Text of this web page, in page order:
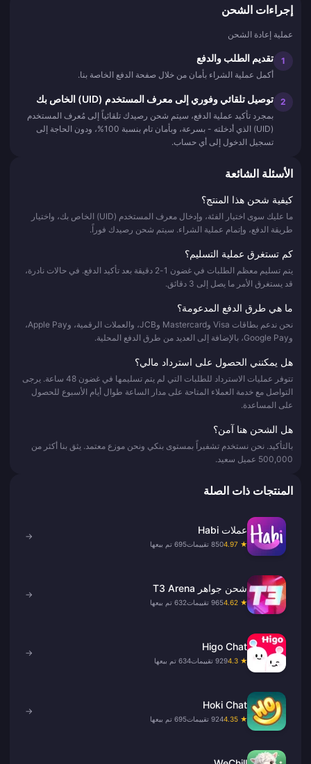
إجراءات الشحن
عملية إعادة الشحن
1 تقديم الطلب والدفع
أكمل عملية الشراء بأمان من خلال صفحة الدفع الخاصة بنا.
2 توصيل تلقائي وفوري إلى معرف المستخدم (UID) الخاص بك
بمجرد تأكيد عملية الدفع، سيتم شحن رصيدك تلقائياً إلى مُعرف المستخدم
(UID) الذي أدخلته - بسرعة، وبأمان تام بنسبة 100%، ودون الحاجة إلى
تسجيل الدخول إلى أي حساب.
الأسئلة الشائعة
كيفية شحن هذا المنتج؟
ما عليك سوى اختيار الفئة، وإدخال معرف المستخدم (UID) الخاص بك، واختيار
طريقة الدفع، وإتمام عملية الشراء. سيتم شحن رصيدك فوراً.
كم تستغرق عملية التسليم؟
يتم تسليم معظم الطلبات في غضون 1-2 دقيقة بعد تأكيد الدفع. في حالات نادرة،
قد يستغرق الأمر ما يصل إلى 3 دقائق.
ما هي طرق الدفع المدعومة؟
نحن ندعم بطاقات Visa وMastercard وJCB، والعملات الرقمية، وApple Pay،
وGoogle Pay، بالإضافة إلى العديد من طرق الدفع المحلية.
هل يمكنني الحصول على استرداد مالي؟
تتوفر عمليات الاسترداد للطلبات التي لم يتم تسليمها في غضون 48 ساعة. يرجى
التواصل مع خدمة العملاء المتاحة على مدار الساعة طوال أيام الأسبوع للحصول
على المساعدة.
هل الشحن هنا آمن؟
بالتأكيد. نحن نستخدم تشفيراً بمستوى بنكي ونحن موزع معتمد. يثق بنا أكثر من
500,000 عميل سعيد.
المنتجات ذات الصلة
عملات Habi
★ 4.97 850 تقييمات 695 تم بيعها
→
شحن جواهر T3 Arena
★ 4.62 965 تقييمات 632 تم بيعها
→
Higo Chat
★ 4.3 929 تقييمات 634 تم بيعها
→
Hoki Chat
★ 4.35 924 تقييمات 695 تم بيعها
→